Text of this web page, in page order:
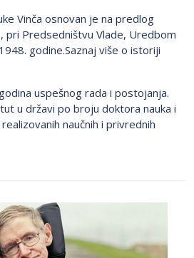
Vinča osnovan je na predlog
pri Predsedništvu Vlade, Uredbom
godine.Saznaj više o istoriji
uspešnog rada i postojanja.
u državi po broju doktora nauka i
naučnih i privrednih